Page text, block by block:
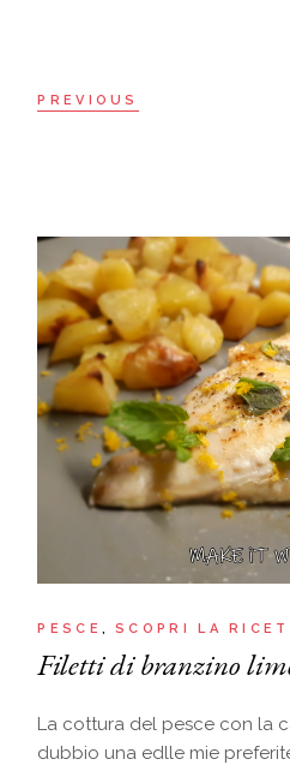
PREVIOUS
PESCE SCOPRI LA
Filetti di branzino
La cottura del pesce con la
dubbio una edlle mie